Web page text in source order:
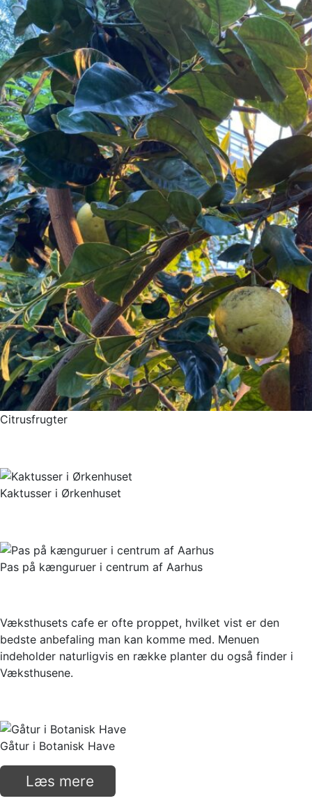
Citrusfrugter
Kaktusser i Ørkenhuset
Pas på kænguruer i centrum af Aarhus
Væksthusets cafe er ofte proppet, hvilket vist er den
bedste anbefaling man kan komme med. Menuen
indeholder naturligvis en række planter du også finder i
Væksthusene.
Gåtur i Botanisk Have
Læs mere